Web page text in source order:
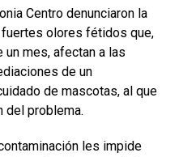
Centro denunciaron la
olores fétidos que,
mes, afectan a las
de un
de mascotas, al que
del problema.
les impide